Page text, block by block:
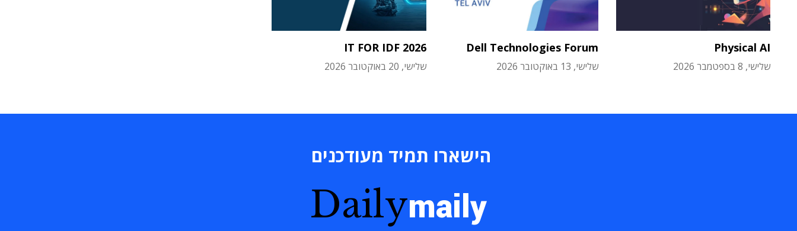
Physical AI
שלישי, 8 בספטמבר 2026
Dell Technologies Forum
שלישי, 13 באוקטובר 2026
IT FOR IDF 2026
שלישי, 20 באוקטובר 2026
הישארו תמיד מעודכנים
Dailymaily